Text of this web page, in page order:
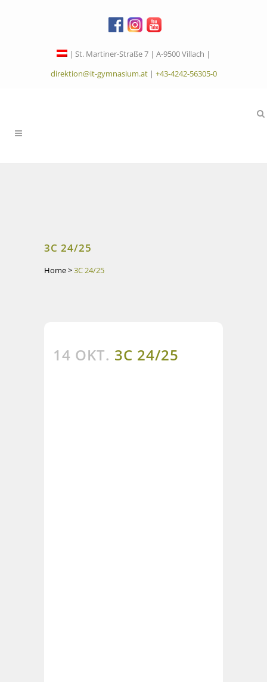
| St. Martiner-Straße 7 | A-9500 Villach |
direktion@it-gymnasium.at| +43-4242-56305-0
3C 24/25
Home>3C 24/25
14 OKT. 3C 24/25